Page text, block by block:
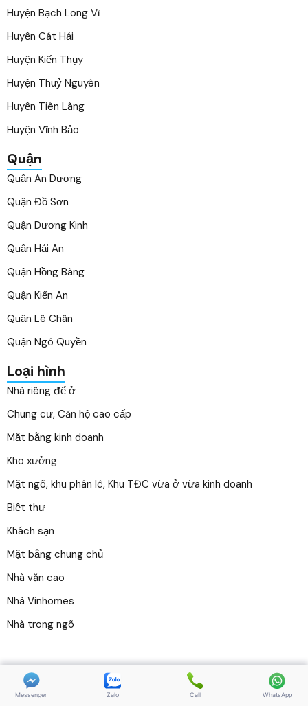
Messenger Zalo Call WhatsApp
Huyện Bạch Long Vĩ
Huyện Cát Hải
Huyện Kiến Thụy
Huyện Thuỷ Nguyên
Huyện Tiên Lãng
Huyện Vĩnh Bảo
Quận
Quận An Dương
Quận Đồ Sơn
Quận Dương Kinh
Quận Hải An
Quận Hồng Bàng
Quận Kiến An
Quận Lê Chân
Quận Ngô Quyền
Loại hình
Nhà riêng để ở
Chung cư, Căn hộ cao cấp
Mặt bằng kinh doanh
Kho xưởng
Mặt ngõ, khu phân lô, Khu TĐC vừa ở vừa kinh doanh
Biệt thự
Khách sạn
Mặt bằng chung chủ
Nhà văn cao
Nhà Vinhomes
Nhà trong ngõ
Copyright 2025 | chothuenhahaiphong.com. All Rights
Reserved